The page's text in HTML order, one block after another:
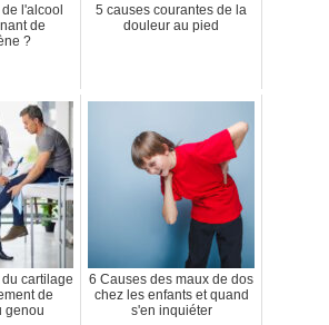
l'alcool
de
?
5 causes courantes de la
douleur au pied
cartilage
de
genou
6 Causes des maux de dos
chez les enfants et quand
s'en inquiéter